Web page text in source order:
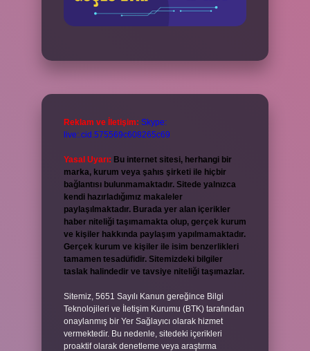
Reklam ve İletişim: Skype:
live:.cid.575569c608265c69
Yasal Uyarı: Bu internet sitesi, herhangi bir
marka, kurum veya şahıs şirketi ile hiçbir
bağlantısı bulunmamaktadır. Sitede yalnızca
kendi hazırladığımız makaleler
paylaşılmaktadır. Burada yer alan içerikler
haber niteliği taşımamakta olup, gerçek kurum
ve kişiler hakkında paylaşım yapılmamaktadır.
Gerçek kurum ve kişiler ile isim benzerlikleri
tamamen tesadüfidir. Sitemizdeki bilgiler
taslak halindedir ve tavsiye niteliği taşımazlar.
Sitemiz, 5651 Sayılı Kanun gereğince Bilgi
Teknolojileri ve İletişim Kurumu (BTK) tarafından
onaylanmış bir Yer Sağlayıcı olarak hizmet
vermektedir. Bu nedenle, sitedeki içerikleri
proaktif olarak denetleme veya araştırma